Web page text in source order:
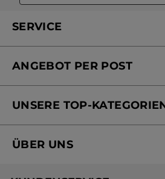
SERVICE
Mein Konto
Online Preisliste
ANGEBOT PER POST
Versandhandel Preisliste
UNSERE TOP-
Black Friday Yves Rocher
ÜBER UNS